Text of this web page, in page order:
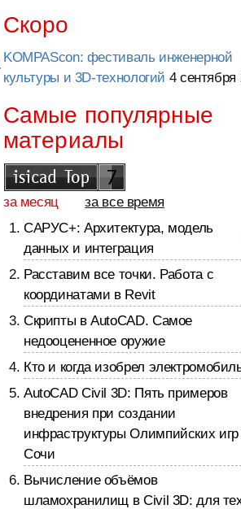
Скоро
KOMPAScon: фестиваль инженерной
культуры и 3D-технологий 4 сентября
Самые популярные
материалы
за месяц
за все время
САРУС+: Архитектура, модель
данных и интеграция
Расставим все точки. Работа с
координатами в Revit
Скрипты в AutoCAD. Самое
недооцененное оружие
Кто и когда изобрел
AutoCAD Civil 3D: Пять примеров
внедрения при создании
инфраструктуры Олимпийских игр
Сочи
Вычисление объёмов
шламохранилищ в Civil 3D: для